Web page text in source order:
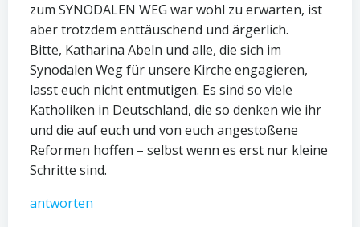
zum SYNODALEN WEG war wohl zu erwarten, ist
aber trotzdem enttäuschend und ärgerlich.
Bitte, Katharina Abeln und alle, die sich im
Synodalen Weg für unsere Kirche engagieren,
lasst euch nicht entmutigen. Es sind so viele
Katholiken in Deutschland, die so denken wie ihr
und die auf euch und von euch angestoßene
Reformen hoffen – selbst wenn es erst nur kleine
Schritte sind.
antworten